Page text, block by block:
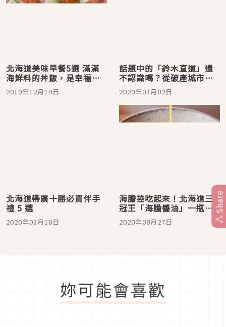
北海道美味早餐5選 滿滿
海鮮料的丼飯，是幸福的
滋味呀！
2019年12月19日
話題中的「鈴木直道」還
不認識嗎？從破產城市夕
張成為北海道知事事蹟總
整理
2020年03月02日
北海道帶廣十勝必買伴手
禮 5 選
2020年03月18日
海膽控吃起來！北海道三
冠王「海膽醬油」一瓶在
手配三碗白飯都可以
2020年08月27日
妳可能會喜歡
Share